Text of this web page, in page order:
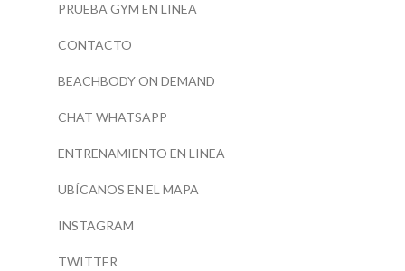
PRUEBA GYM EN LINEA
CONTACTO
BEACHBODY ON DEMAND
CHAT WHATSAPP
ENTRENAMIENTO EN LINEA
UBÍCANOS EN EL MAPA
INSTAGRAM
TWITTER